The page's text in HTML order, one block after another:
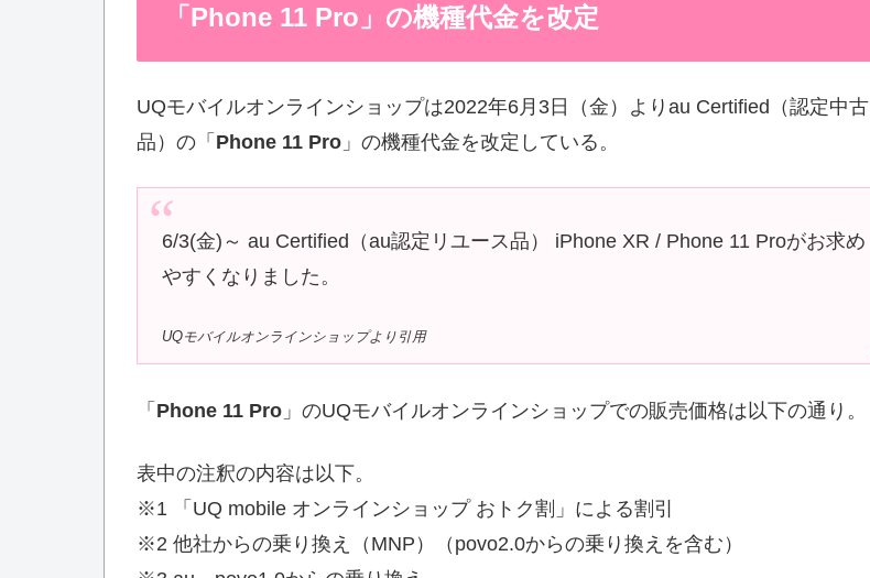
「Phone 11 Pro」の機種代金を改定
UQモバイルオンラインショップは2022年6月3日（金）よりau Certified（認定中古
品）の「 Phone 11 Pro 」の機種代金を改定している。
6/3(金)～ au Certified（au認定リユース品） iPhone XR / Phone 11 Proがお求め
やすくなりました。
UQモバイルオンラインショップより引用
「 Phone 11 Pro 」のUQモバイルオンラインショップでの販売価格は以下の通り。
表中の注釈の内容は以下。
※1 「UQ mobile オンラインショップ おトク割」による割引
※2 他社からの乗り換え（MNP）（povo2.0からの乗り換えを含む）